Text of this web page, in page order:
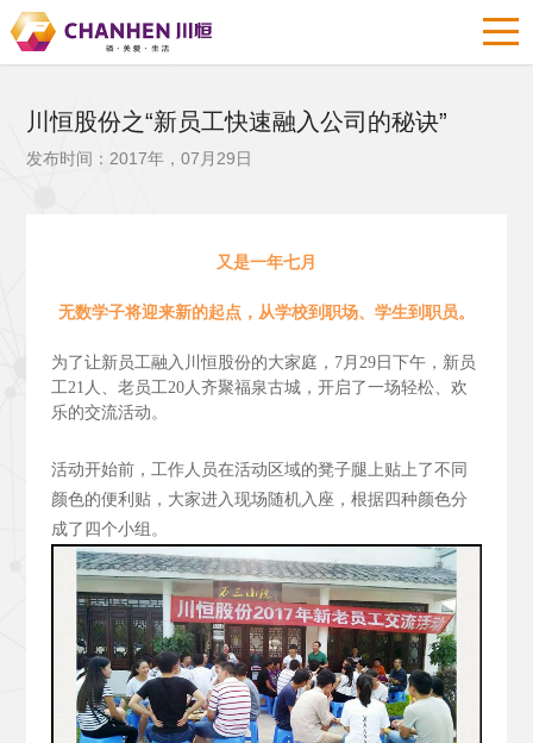
川恒股份之“新员工快速融入公司的秘诀”
发布时间：2017年，07月29日
又是一年七月
无数学子将迎来新的起点，从学校到职场、学生到职员。
为了让新员工融入川恒股份的大家庭，7月29日下午，新员
工21人、老员工20人齐聚福泉古城，开启了一场轻松、欢
乐的交流活动。
活动开始前，工作人员在活动区域的凳子腿上贴上了不同
颜色的便利贴，大家进入现场随机入座，根据四种颜色分
成了四个小组。